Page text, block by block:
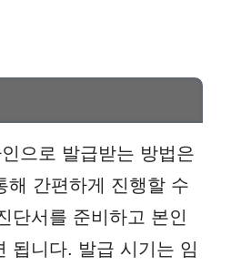
으로 발급받는 방법은
해 간편하게 진행할 수
단서를 준비하고 본인
됩니다. 발급 시기는 임